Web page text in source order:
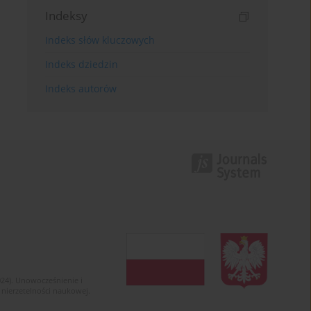
Indeksy
Indeks słów kluczowych
Indeks dziedzin
Indeks autorów